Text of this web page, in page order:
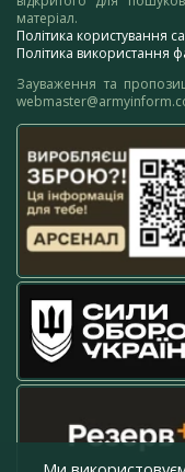
матеріал.
Політика користування
Політика використання
Зауваження та